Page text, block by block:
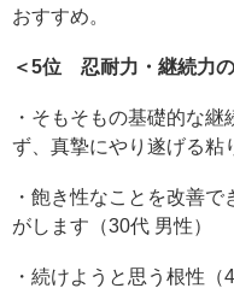
おすすめ。
＜5位 忍耐力・継続力
・そもそもの基礎的な
ず、真摯にやり遂げる粘
・飽き性なことを改善
がします（30代 男性）
・続けようと思う根性（